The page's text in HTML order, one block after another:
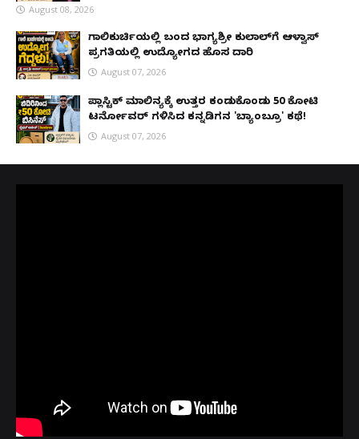
August 08, 2026
ಗಾಲಿಕುರ್ಚಿಯಲ್ಲಿ ಬಂದ ಭಾಗ್ಯಶ್ರೀ ಕುಲಾಲ್‌ಗೆ ಆಳ್ವಾಸ್
ಪ್ರಗತಿಯಲ್ಲಿ ಉದ್ಯೋಗದ ಹೊಸ ದಾರಿ
August 07, 2026
ಪ್ಲಾಸ್ಟಿಕ್ ಮಾಲಿನ್ಯಕ್ಕೆ ಉತ್ತರ ಕಂಡುಕೊಂಡು ₹50 ಕೋಟಿ
ಟರ್ನೋವರ್ ಗಳಿಸಿದ ಕನ್ನಡಿಗನ 'ಬ್ಯಾಂಬ್ರೂ' ಕಥೆ!
August 07, 2026